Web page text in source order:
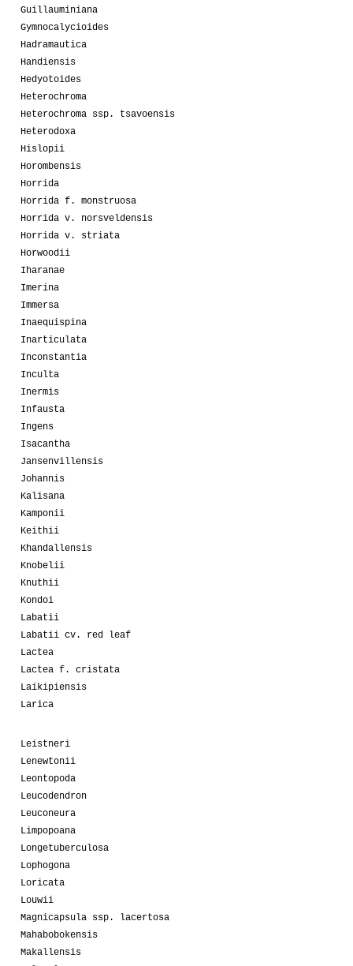
Guillauminiana
Gymnocalycioides
Hadramautica
Handiensis
Hedyotoides
Heterochroma
Heterochroma ssp. tsavoensis
Heterodoxa
Hislopii
Horombensis
Horrida
Horrida f. monstruosa
Horrida v. norsveldensis
Horrida v. striata
Horwoodii
Iharanae
Imerina
Immersa
Inaequispina
Inarticulata
Inconstantia
Inculta
Inermis
Infausta
Ingens
Isacantha
Jansenvillensis
Johannis
Kalisana
Kamponii
Keithii
Khandallensis
Knobelii
Knuthii
Kondoi
Labatii
Labatii cv. red leaf
Lactea
Lactea f. cristata
Laikipiensis
Larica
Leistneri
Lenewtonii
Leontopoda
Leucodendron
Leuconeura
Limpopoana
Longetuberculosa
Lophogona
Loricata
Louwii
Magnicapsula ssp. lacertosa
Mahabobokensis
Makallensis